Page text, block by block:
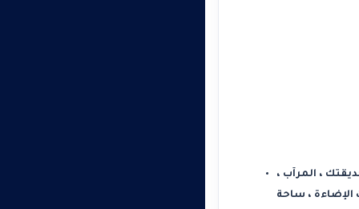
الإضاءة والسلامة لحديقتك ، المرآب ،
الإضاءة ، ساحة